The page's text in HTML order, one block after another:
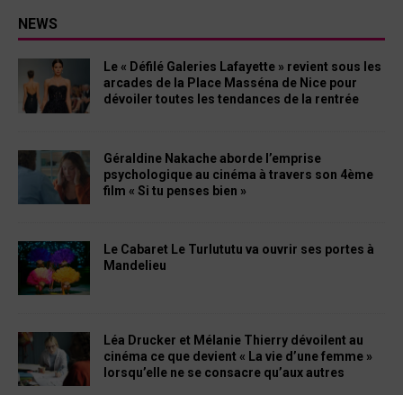
NEWS
Le « Défilé Galeries Lafayette » revient sous les
arcades de la Place Masséna de Nice pour
dévoiler toutes les tendances de la rentrée
Géraldine Nakache aborde l’emprise
psychologique au cinéma à travers son 4ème
film « Si tu penses bien »
Le Cabaret Le Turlututu va ouvrir ses portes à
Mandelieu
Léa Drucker et Mélanie Thierry dévoilent au
cinéma ce que devient « La vie d’une femme »
lorsqu’elle ne se consacre qu’aux autres